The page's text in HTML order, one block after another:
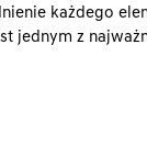
każdego
jednym z